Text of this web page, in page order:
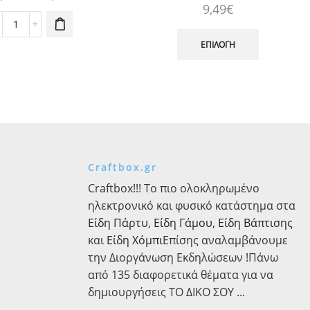
Ύφασμα
επιλογές
να
9,49€
ΕΠΙΛΟΓΉ
στη
του
προϊόντος
Craftbox.gr
Craftbox!!! Το πιο ολοκληρωμένο
ηλεκτρονικό και φυσικό κατάστημα στα
Είδη Πάρτυ, Είδη Γάμου, Είδη Βάπτισης
και Είδη ΧόμπιΕπίσης αναλαμβάνουμε
την Διοργάνωση Εκδηλώσεων !Πάνω
από 135 διαφορετικά θέματα για να
δημιουργήσεις ΤΟ ΔΙΚΟ ΣΟΥ ...